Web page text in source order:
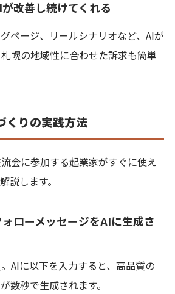
改善し続けてくれる
ページ、リールシナリオなど、AIが
幌の地域性に合わせた訴求も簡単
くりの実践方法
会に参加する起業家がすぐに使え
説します。
ローメッセージをAIに生成さ
AIに以下を入力すると、高品質の
数秒で生成されます。